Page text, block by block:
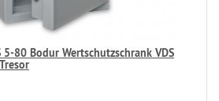
5-80 Bodur Wertschutzschrank VDS